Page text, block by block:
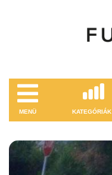
MENÜ KATEGÓRIÁK